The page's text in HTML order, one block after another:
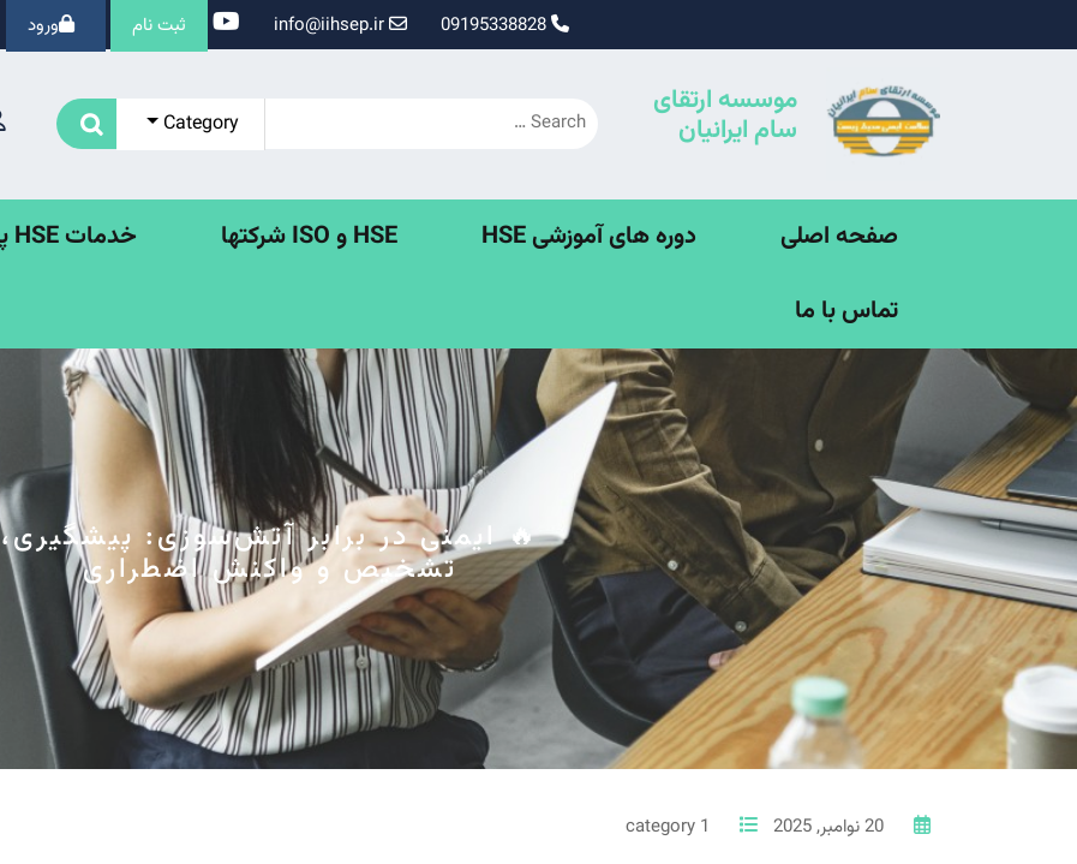
info@iihsep.ir ثبت نام ورود
موسسه ارتقای
سام ایرانیان Category
صفحه اصلی دوره های آموزشی HSE HSE و ISO شرکتها خدمات HSE پروژه ها
تماس با ما
🔥 ایمنی در برابر آتش‌سوزی: پیشگیری،
تشخیص و واکنش اضطراری
20 نوامبر, 2025 1 category